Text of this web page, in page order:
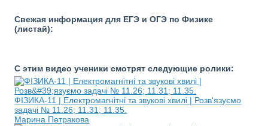
Свежая информация для ЕГЭ и ОГЭ по Физике
(листай):
С этим видео ученики смотрят следующие ролики:
ФІЗИКА-11 | Електромагнітні та звукові хвилі | Розв'язуємо
задачі № 11.26; 11.31; 11.35.
Марина Петракова